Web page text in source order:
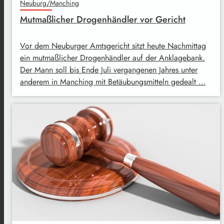
Neuburg/Manching
Mutmaßlicher Drogenhändler vor Gericht
Vor dem Neuburger Amtsgericht sitzt heute Nachmittag
ein mutmaßlicher Drogenhändler auf der Anklagebank.
Der Mann soll bis Ende Juli vergangenen Jahres unter
anderem in Manching mit Betäubungsmitteln gedealt …